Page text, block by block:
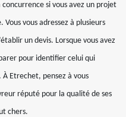
si vous avez un projet
vous adressez à plusieurs
un devis. Lorsque vous avez
pour identifier celui qui
Etrechet, pensez à vous
réputé pour la qualité de ses
chers.